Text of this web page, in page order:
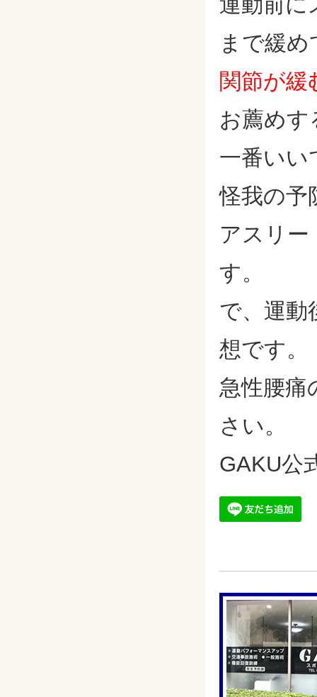
まで緩
関節が緩
お薦めす
一番いい
怪我の予
アスリ
す。
で、運動
想です。
急性腰痛
さい。
GAKU公